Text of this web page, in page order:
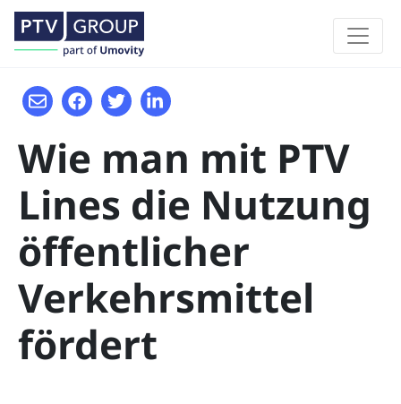
Wie man mit PTV
Lines die Nutzung
öffentlicher
Verkehrsmittel
fördert